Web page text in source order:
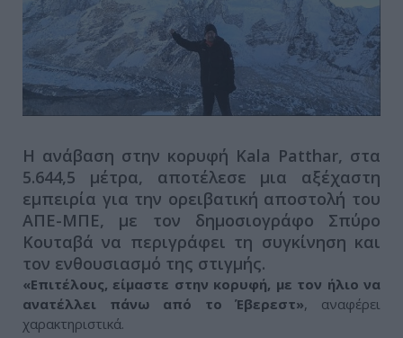
Η ανάβαση στην κορυφή Kala Patthar, στα
5.644,5 μέτρα, αποτέλεσε μια αξέχαστη
εμπειρία για την ορειβατική αποστολή του
ΑΠΕ-ΜΠΕ, με τον δημοσιογράφο Σπύρο
Κουταβά να περιγράφει τη συγκίνηση και
τον ενθουσιασμό της στιγμής.
«Επιτέλους, είμαστε στην κορυφή, με τον ήλιο να
ανατέλλει πάνω από το Έβερεστ», αναφέρει
χαρακτηριστικά.